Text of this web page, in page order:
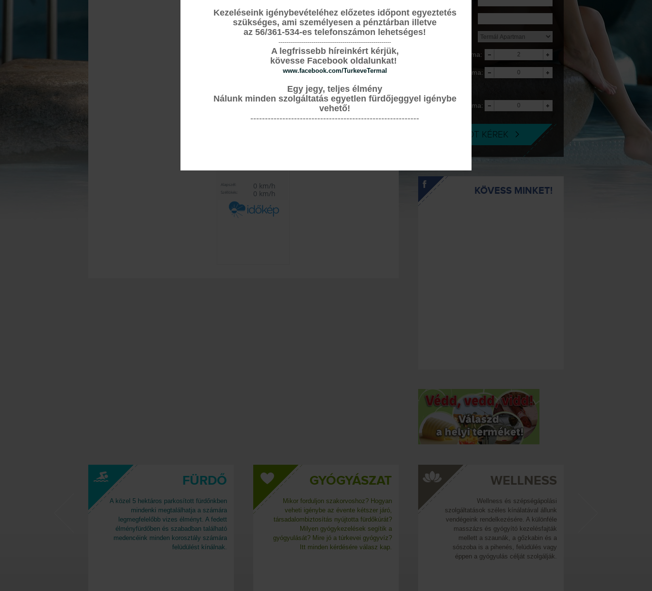
Felnőttek száma:
Gyerekek száma:
Gyerekek száma:
AJÁNLATOT KÉREK
KÖVESS MINKET!
FÜRDŐ
A közel 5 hektáros parkosított fürdőnkben
mindenki megtalálhatja a számára
legmegfelelőbb vizes élményt. A fedett
élményfürdőben és szabadban található
medencéink minden korosztály számára
felüdülést kínálnak.
GYÓGYÁSZAT
Mikor forduljon szakorvoshoz? Hogyan
veheti igénybe az évente kétszer járó,
társadalombiztosítás nyújtotta fürdőkúrát?
Milyen gyógykezelések segítik a
gyógyulását? Mire jó a túrkevei gyógyvíz?
Itt minden kérdésére válasz kap.
WELLNESS
Wellness és szépségápolási
szolgáltatások széles kínálatával állunk
vendégeink rendelkezésére. A különféle
masszázs és gyógyító kezelésfajták
mellett a szaunák, a gőzkabin és a
sószoba is a pihenés, felüdülés vagy
éppen a gyógyulás célját szolgálják.
Kezeléseink igénybevételéhez előzetes időpont egyeztetés
szükséges, ami személyesen a pénztárban illetve
az 56/361-534-es telefonszámon lehetséges!
----------------------------------------------------------
A legfrissebb híreinkért kérjük,
kövesse Facebook oldalunkat!
www.facebook.com/TurkeveTermal
Egy jegy, teljes élmény
Nálunk minden szolgáltatás egyetlen fürdőjeggyel igénybe
vehető!
----------------------------------------------------------